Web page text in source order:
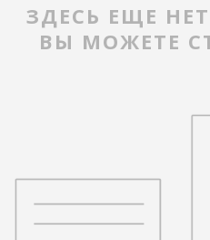
ЗДЕСЬ ЕЩЕ
ВЫ МОЖЕТЕ